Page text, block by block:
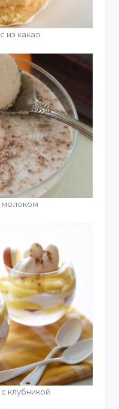
из какао
молоком
клубникой